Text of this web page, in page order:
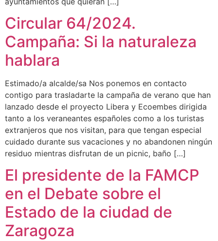
Circular 64/2024.
Campaña: Si la naturaleza
hablara
Estimado/a alcalde/sa Nos ponemos en contacto
contigo para trasladarte la campaña de verano que han
lanzado desde el proyecto Libera y Ecoembes dirigida
tanto a los veraneantes españoles como a los turistas
extranjeros que nos visitan, para que tengan especial
cuidado durante sus vacaciones y no abandonen ningún
residuo mientras disfrutan de un picnic, baño […]
El presidente de la FAMCP
en el Debate sobre el
Estado de la ciudad de
Zaragoza